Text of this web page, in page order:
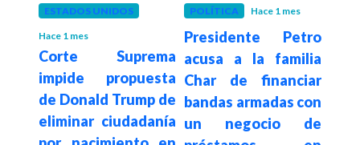
ESTADOS UNIDOS
Hace 1 mes
Corte Suprema
impide propuesta
de Donald Trump de
eliminar ciudadanía
POLÍTICA Hace 1 mes
Presidente Petro
acusa a la familia
Char de financiar
bandas armadas con
un negocio de